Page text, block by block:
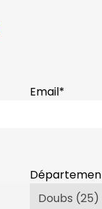
Email*